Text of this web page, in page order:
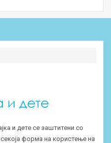
и дете се заштитени со
форма на користење на